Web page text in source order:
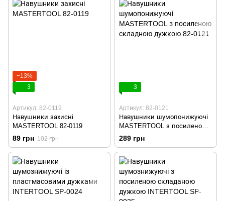
−13%
3
Артикул: 82-0119
Навушники захисні
MASTERTOOL 82-0119
89 грн 102 грн
3
Артикул: 82-0121
Навушники шумопонижуючі
MASTERTOOL з посиленою
складною дужкою 82-0121
289 грн